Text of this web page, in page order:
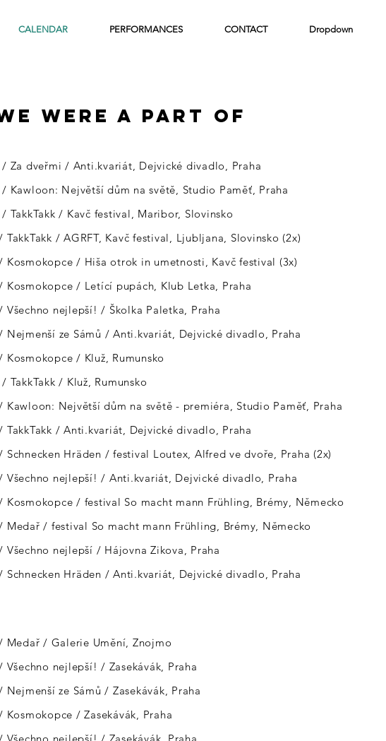
CALENDAR PERFORMANCES CONTACT Dropdown
were a part of
/ Za dveřmi / Anti.kvariát, Dejvické divadlo, Praha
Kawloon: Největší dům na světě, Studio Paměť, Praha
TakkTakk / Kavč festival, Maribor, Slovinsko
TakkTakk / AGRFT, Kavč festival, Ljubljana, Slovinsko (2x)
Kosmokopce / Hiša otrok in umetnosti, Kavč festival (3x)
Kosmokopce / Letící pupách, Klub Letka, Praha
Všechno nejlepší! / Školka Paletka, Praha
Nejmenší ze Sámů / Anti.kvariát, Dejvické divadlo, Praha
Kosmokopce / Kluž, Rumunsko
TakkTakk / Kluž, Rumunsko
Kawloon: Největší dům na světě - premiéra, Studio Paměť, Praha
TakkTakk / Anti.kvariát, Dejvické divadlo, Praha
Schnecken Hräden / festival Loutex, Alfred ve dvoře, Praha (2x)
Všechno nejlepší! / Anti.kvariát, Dejvické divadlo, Praha
Kosmokopce / festival So macht mann Frühling, Brémy, Německo
Medař / festival So macht mann Frühling, Brémy, Německo
Všechno nejlepší / Hájovna Zikova, Praha
Schnecken Hräden / Anti.kvariát, Dejvické divadlo, Praha
Medař / Galerie Umění, Znojmo
Všechno nejlepší! / Zasekávák, Praha
Nejmenší ze Sámů / Zasekávák, Praha
Kosmokopce / Zasekávák, Praha